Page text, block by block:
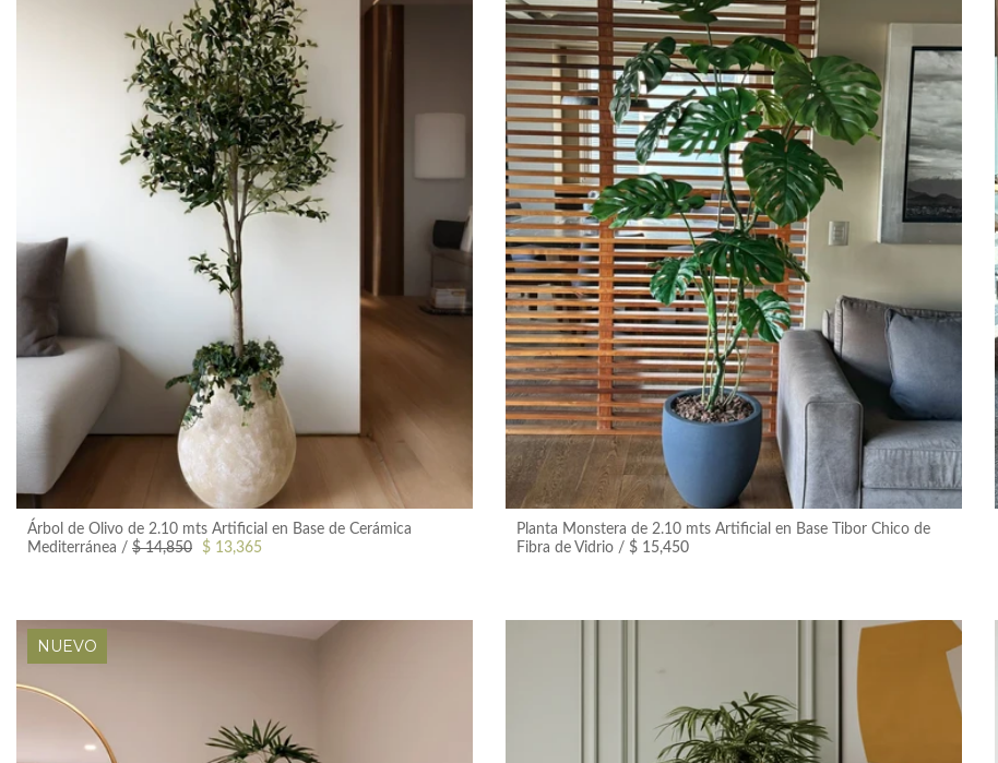
+ Vista Rápida
Árbol de Olivo de 2.10 mts Artificial en Base de Cerámica
Mediterránea
$ 14,850 $ 13,365
+ Vista Rápida
Planta Monstera de 2.10 mts Artificial en Base Tibor Chico de
Fibra de Vidrio
$ 15,450
NUEVO